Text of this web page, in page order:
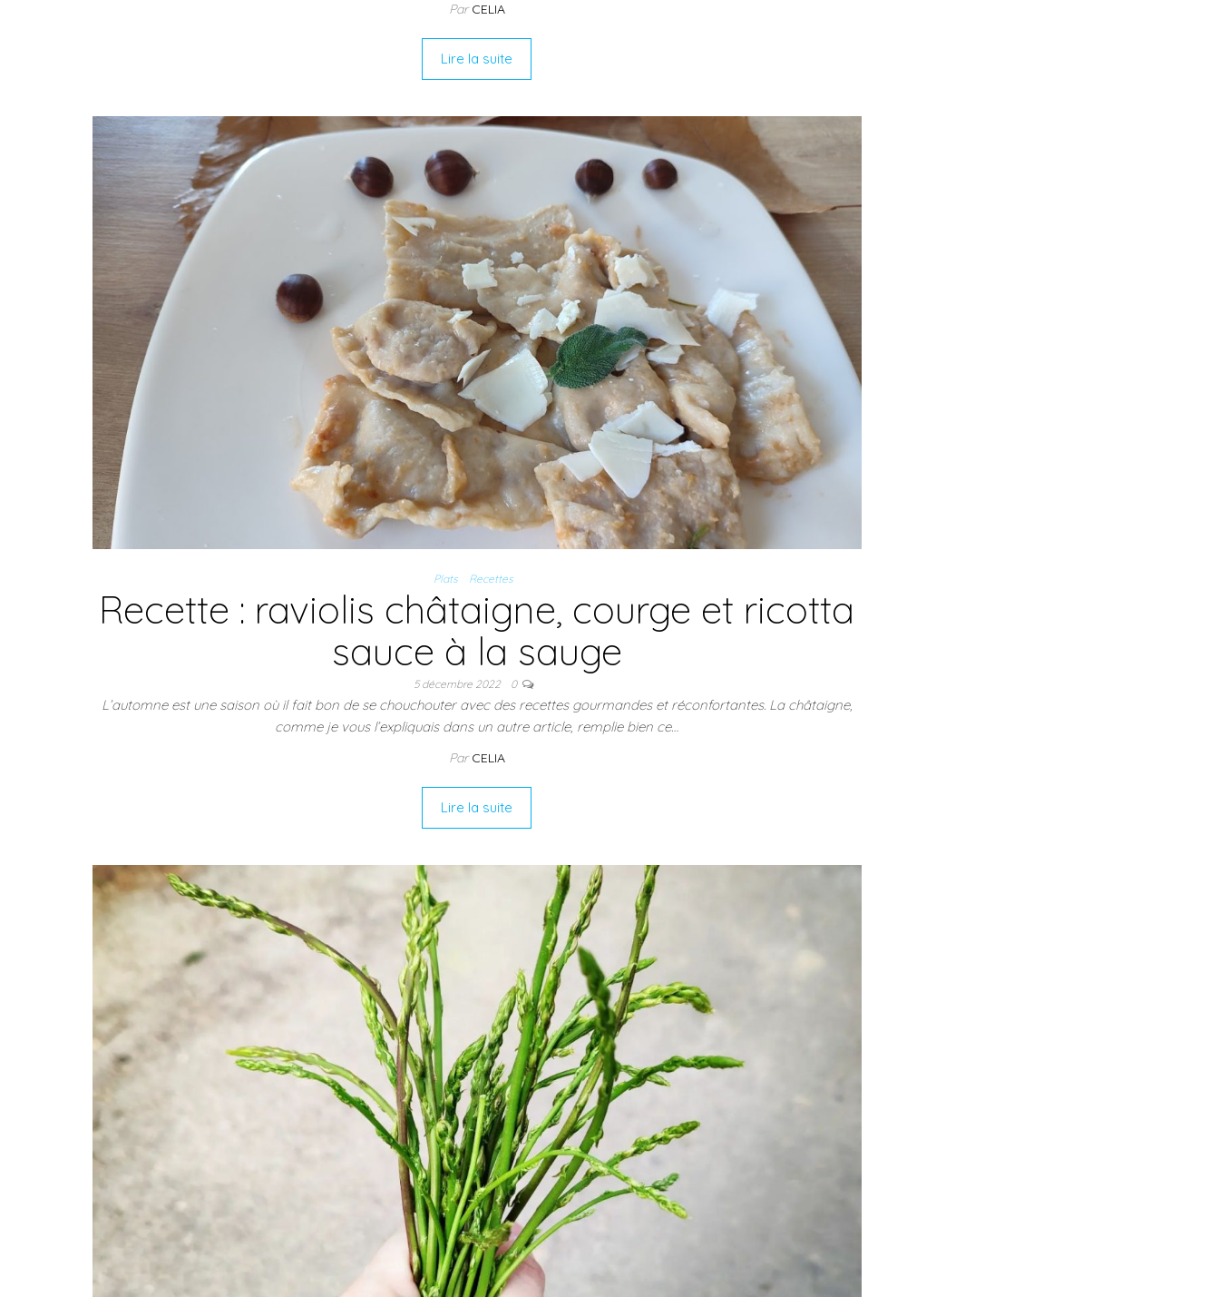
ParCELIA
Lire la suite
Plats Recettes
Recette : raviolis châtaigne, courge et ricotta
sauce à la sauge
5 décembre 2022 0
L’automne est une saison où il fait bon de se chouchouter avec des recettes gourmandes et réconfortantes. La châtaigne,
comme je vous l’expliquais dans un autre article, remplie bien ce…
ParCELIA
Lire la suite